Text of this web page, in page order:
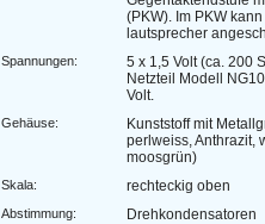
(PKW). Im PKW
lautsprecher
Spannungen:
5 x 1,5 Volt (ca. 200
Netzteil Modell
Volt.
Gehäuse:
Kunststoff mit
perlweiss, Anthrazit,
moosgrün)
Skala: rechteckig oben
Abstimmung: Drehkondensatoren